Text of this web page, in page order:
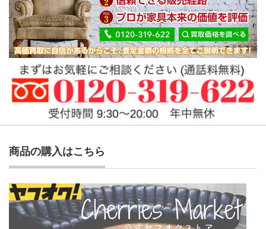
商品の購入はこちら